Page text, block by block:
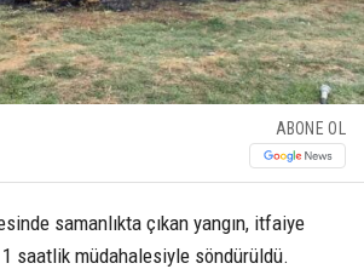
ABONE OL
samanlıkta çıkan yangın, itfaiye
saatlik müdahalesiyle söndürüldü.